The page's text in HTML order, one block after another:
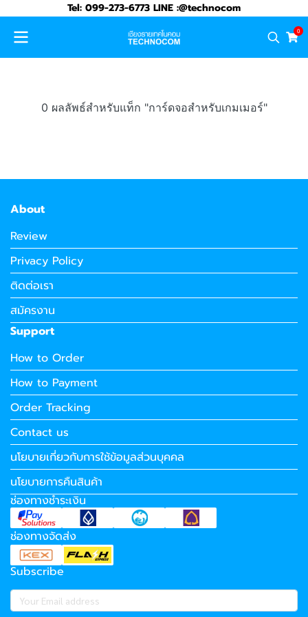
Tel: 099-273-6773 LINE :@technocom
0
0 ผลลัพธ์สำหรับแท็ก "การ์ดจอสำหรับเกมเมอร์"
About
Review
Privacy Policy
ติดต่อเรา
สมัครงาน
Support
How to Order
How to Payment
Order Tracking
Contact us
นโยบายเกี่ยวกับการใช้ข้อมูลส่วนบุคคล
นโยบายการคืนสินค้า
ช่องทางชำระเงิน
ช่องทางจัดส่ง
Subscribe